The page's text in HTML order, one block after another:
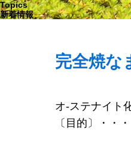
Topics
新着情報
完全焼な
オ-ステナイト
〔目的〕・・